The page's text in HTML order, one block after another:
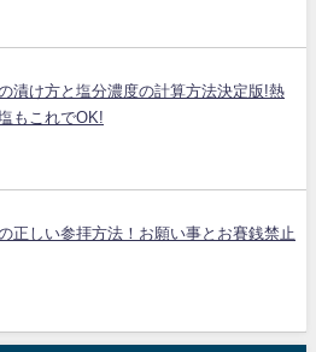
漬け方と塩分濃度の計算方法決定版!熱
もこれでOK!
正しい参拝方法！お願い事とお賽銭禁止